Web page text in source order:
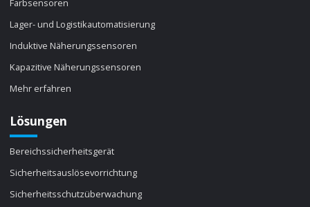
Farbsensoren
Lager- und Logistikautomatisierung
Induktive Näherungssensoren
Kapazitive Näherungssensoren
Mehr erfahren
Lösungen
Bereichssicherheitsgerät
Sicherheitsauslösevorrichtung
Sicherheitsschutzüberwachung